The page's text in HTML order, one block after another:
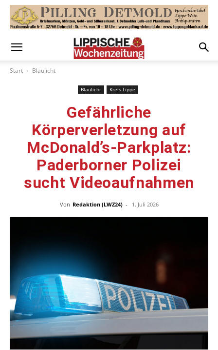
Start Blaulicht
Blaulicht Kreis Lippe
Gefährliche
Körperverletzung auf
McDonald’s-Parkplatz:
Paderborner Polizei
sucht Videoaufnahmen
Von Redaktion (LWZ24) - 1. Juli 2026